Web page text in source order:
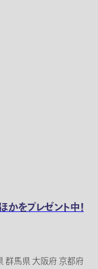
をプレゼント中！
群馬県 大阪府 京都府